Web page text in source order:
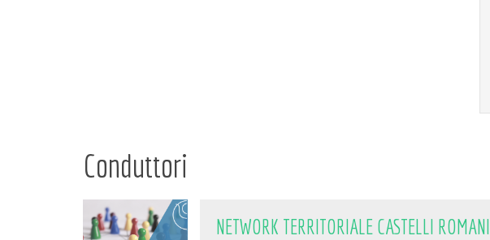
Conduttori
NETWORK TERRITORIALE CASTELLI ROMANI